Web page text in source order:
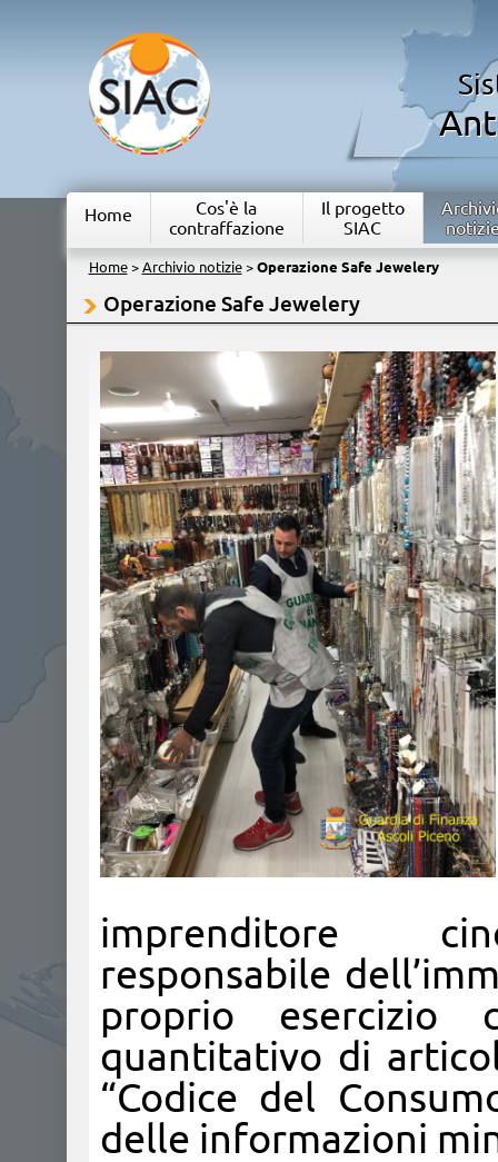
Home
Cos'è la
contraffazione
Il progetto
SIAC
Home> Archivio notizie> Operazione Safe Jewelery
Operazione Safe Jewelery
imprenditore
responsabile
proprio esercizio
quantitativo di
“Codice del
delle informazioni